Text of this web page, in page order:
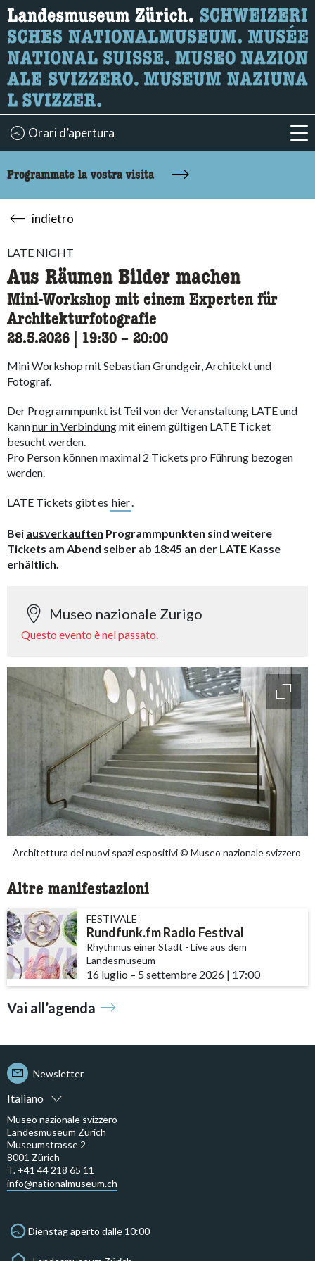
Ricerca
Qui è possibile cercare i contenuti della pagina.
Orari d’apertura
Programmate la vostra visita
indietro
LATE NIGHT
Aus Räumen Bilder machen
Mini-Workshop mit einem Experten für
Architekturfotografie
28.5.2026 19:30 accessibility.time_to
– 20:00
Mini Workshop mit Sebastian Grundgeir, Architekt und
Fotograf.
Der Programmpunkt ist Teil von der Veranstaltung LATE und
kannnur in Verbindungmit einem gültigen LATE Ticket
besucht werden.
Pro Person können maximal 2 Tickets pro Führung bezogen
werden.
LATE Tickets gibt es hier.
Bei ausverkauften Programmpunkten sind weitere
Tickets am Abend selber ab 18:45 an der LATE Kasse
erhältlich.
Museo nazionale Zurigo
Questo evento è nel passato.
Architettura dei nuovi spazi espositivi © Museo nazionale svizzero
Altre manifestazioni
FESTIVALE
Rundfunk.fm Radio Festival
Rhythmus einer Stadt - Live aus dem
Landesmuseum
16 luglio accessibility.time_to
– 5 settembre 2026 | 17:00
Vai all’agenda
Italiano
Newsletter
Museo nazionale svizzero
Landesmuseum Zürich
Museumstrasse 2
8001 Zürich
T. +41 44 218 65 11
info@nationalmuseum.ch
Dienstag aperto dalle 10:00